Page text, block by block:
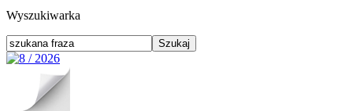
Wyszukiwarka